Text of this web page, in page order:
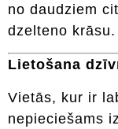
no daudziem
dzelteno krāsu.
Lietošana
Vietās, kur ir
nepieciešams